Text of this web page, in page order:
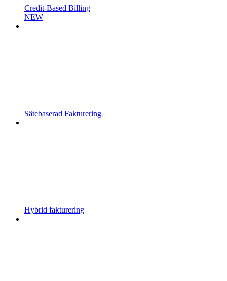
Credit-Based Billing
NEW
Sätebaserad Fakturering
Hybrid fakturering